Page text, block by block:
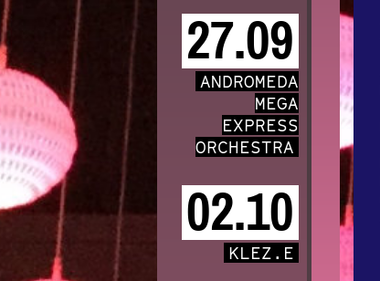
27.09
ANDROMEDA
MEGA
EXPRESS
ORCHESTRA
02.10
KLEZ.E